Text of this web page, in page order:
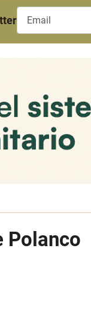
Polanco